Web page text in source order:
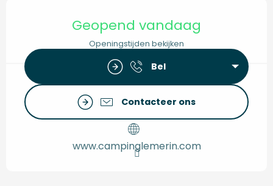
Geopend vandaag
Openingstijden bekijken
Bel
Contacteer ons
www.campinglemerin.com